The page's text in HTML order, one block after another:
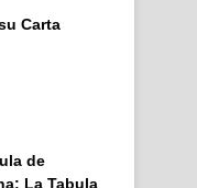
Carta
de
La Tabula